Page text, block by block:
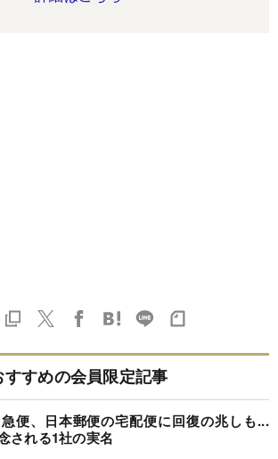
すすめの会員限定記事
便、日本郵便の宅配便に回復の兆しも...
される1社の実名